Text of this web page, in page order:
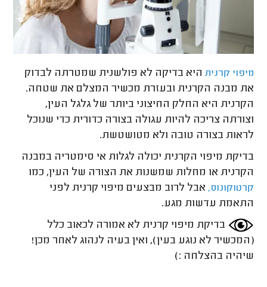
מיפוי קרנית היא בדיקה לא פולשנית שמטרתה לבדוק
את מבנה הקרנית ובעזרת מכשיר המצלם את שטחה.
הקרנית היא החלק החיצוני ביותר של גלגל העין,
וצורתה צריכה להיות עגולה בצורה כדורית כדי שנוכל
לראות בצורה טובה ולא מטושטשת.
בדיקת מיפוי הקרנית יכולה לגלות אי סימטריה במבנה
הקרנית או מחלות שמשנות את הצורה של העין, כמו
קרטוקונוס, אבל לרוב מבצעים מיפוי קרנית לפני
התאמת עדשות מגע.
בדיקת מיפוי קרנית לא אמורה לכאוב כלל
(המכשיר לא נוגע בעין), ואין בעיה לנהוג לאחר מכן!
שיהיה בהצלחה :)